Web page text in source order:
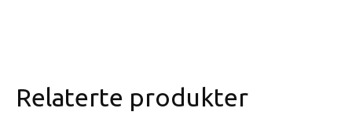
Relaterte produkter